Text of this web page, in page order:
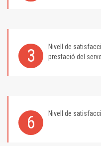
3 Nivell de
prestació del
6 Nivell de